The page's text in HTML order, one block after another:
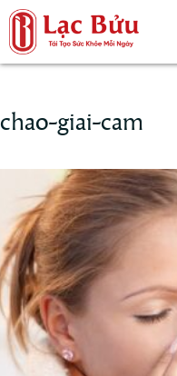
chao-giai-cam